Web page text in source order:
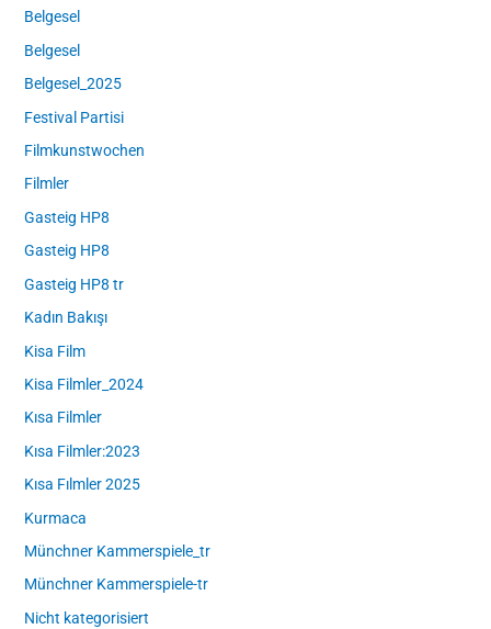
Belgesel
Belgesel
Belgesel_2025
Festival Partisi
Filmkunstwochen
Filmler
Gasteig HP8
Gasteig HP8
Gasteig HP8 tr
Kadın Bakışı
Kisa Film
Kisa Filmler_2024
Kısa Filmler
Kısa Filmler:2023
Kısa Fılmler 2025
Kurmaca
Münchner Kammerspiele_tr
Münchner Kammerspiele-tr
Nicht kategorisiert